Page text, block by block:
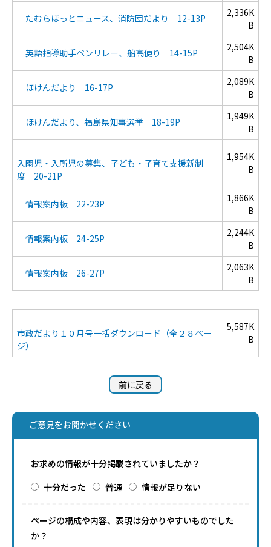
たむらほっとニュース、消防団だより 12-13P
2,336K
B
英語指導助手ペンリレー、船高便り 14-15P
2,504K
B
ほけんだより 16-17P
2,089K
B
ほけんだより、福島県知事選挙 18-19P
1,949K
B
入園児・入所児の募集、子ども・子育て支援新制
度 20-21P
1,954K
B
情報案内板 22-23P
1,866K
B
情報案内板 24-25P
2,244K
B
情報案内板 26-27P
2,063K
B
市政だより１０月号一括ダウンロード（全２８ペー
ジ）
5,587K
B
前に戻る
ご意見をお聞かせください
お求めの情報が十分掲載されていましたか？
十分だった
普通 情報が足りない
ページの構成や内容、表現は分かりやすいものでした
か？